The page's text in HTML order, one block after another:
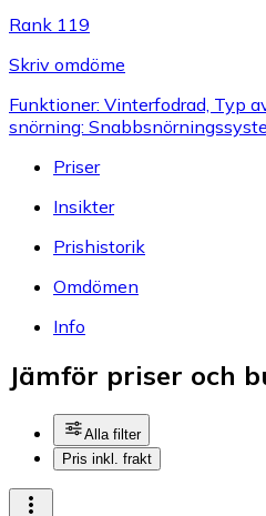
Rank 119
Skriv omdöme
Funktioner: Vinterfodrad, Typ
snörning:
Priser
Insikter
Prishistorik
Omdömen
Info
Jämför priser och
Alla filter
Pris inkl. frakt